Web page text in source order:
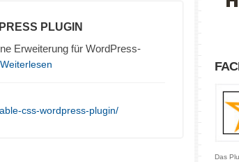
PLUGIN
Erweiterung für WordPress-
css-wordpress-plugin/
Das